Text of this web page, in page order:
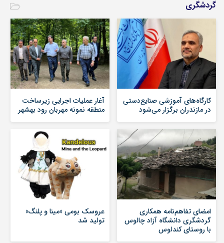
گردشگری
کارگاه‌های آموزشی صنایع‌دستی
در مازندران برگزار می‌شود
آغار عملیات اجرایی زیرساخت
منطقه نمونه مهربان رود بهشهر
امضای تفاهم‌نامه همکاری
گردشگری دانشگاه آزاد چالوس
با روستای کندلوس
عروسک‌ بومی «مینا و پلنگ»
تولید شد